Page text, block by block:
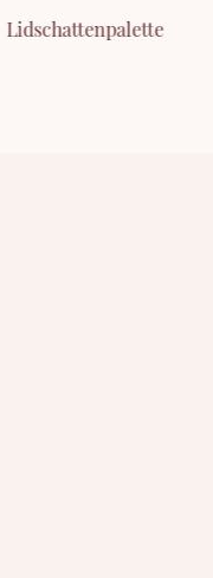
Lidschattenpalette